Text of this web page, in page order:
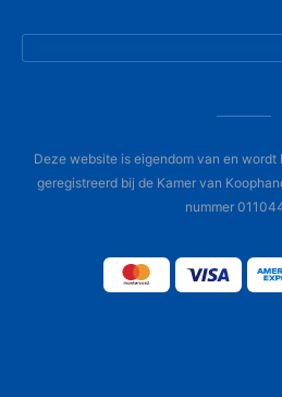
Deze website is eigendom van en wordt
geregistreerd bij de Kamer van
nummer